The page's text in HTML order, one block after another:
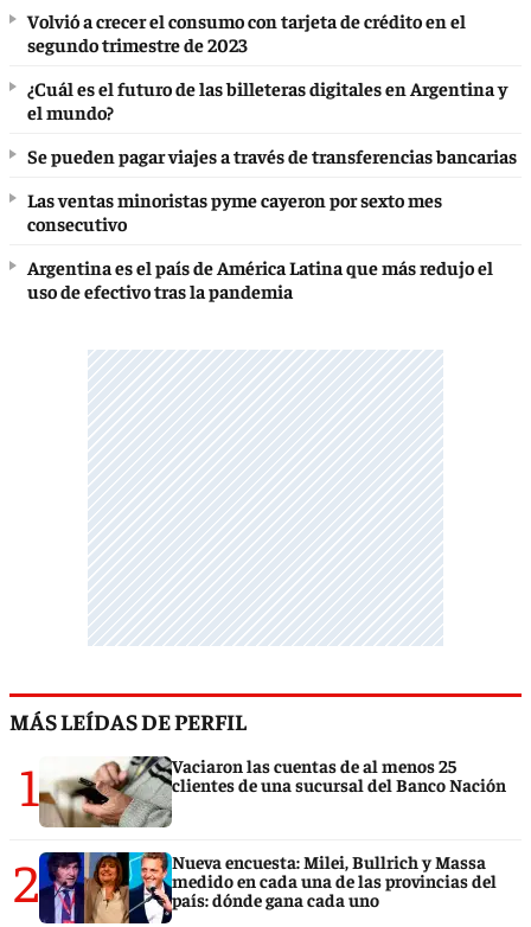
Volvió a crecer el consumo con tarjeta de crédito en el
segundo trimestre de 2023
¿Cuál es el futuro de las billeteras digitales en Argentina y
el mundo?
Se pueden pagar viajes a través de transferencias bancarias
Las ventas minoristas pyme cayeron por sexto mes
consecutivo
Argentina es el país de América Latina que más redujo el
uso de efectivo tras la pandemia
MÁS LEÍDAS DE PERFIL
1
Vaciaron las cuentas de al menos 25
clientes de una sucursal del Banco Nación
2
Nueva encuesta: Milei, Bullrich y Massa
medido en cada una de las provincias del
país: dónde gana cada uno